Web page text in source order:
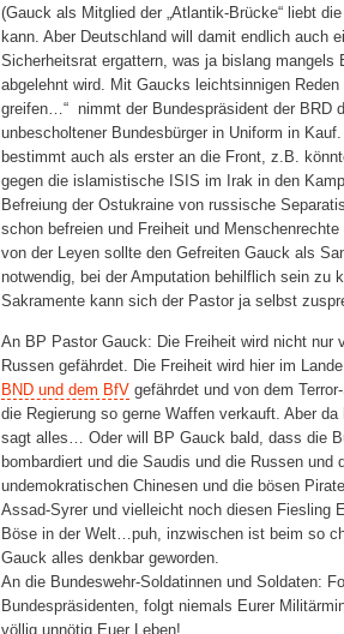
(Gauck als Mitglied der „Atlantik-Brücke“ liebt
kann. Aber Deutschland will damit endlich auch
Sicherheitsrat ergattern, was ja bislang mangels
abgelehnt wird. Mit Gaucks leichtsinnigen Reden
greifen…“ nimmt der Bundespräsident der BRD
unbescholtener Bundesbürger in Uniform in
bestimmt auch als erster an die Front, z.B.
gegen die islamistische ISIS im Irak in den
Befreiung der Ostukraine von russische
schon befreien und Freiheit und
von der Leyen sollte den Gefreiten Gauck als
notwendig, bei der Amputation behilflich sein zu
Sakramente kann sich der Pastor ja selbst
An BP Pastor Gauck: Die Freiheit wird nicht nur
Russen gefährdet. Die Freiheit wird hier im
BND und dem BfVgefährdet und von dem
die Regierung so gerne Waffen verkauft. Aber
sagt alles… Oder will BP Gauck bald, dass die
bombardiert und die Saudis und die Russen und
undemokratischen Chinesen und die bösen
Assad-Syrer und vielleicht noch diesen Fiesling
Böse in der Welt…puh, inzwischen ist beim so
Gauck alles denkbar geworden.
An die Bundeswehr-Soldatinnen und Soldaten:
Bundespräsidenten, folgt niemals Eurer
völlig unnötig Euer Leben!